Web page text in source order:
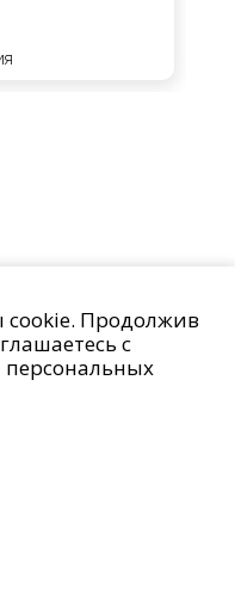
Контакты
данных
Продолжив
с